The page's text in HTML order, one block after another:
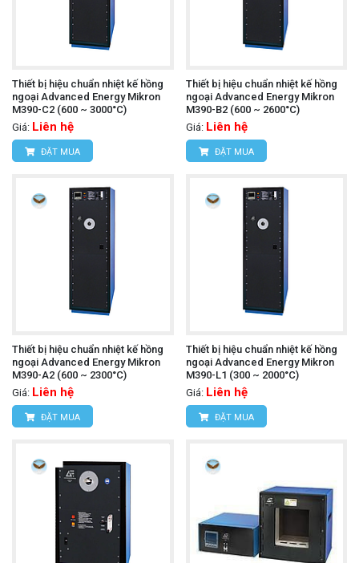
Thiết bị hiệu chuẩn nhiệt kế hồng
ngoại Advanced Energy Mikron
M390-C2 (600 ~ 3000°C)
Giá: Liên hệ
ĐẶT MUA
Thiết bị hiệu chuẩn nhiệt kế hồng
ngoại Advanced Energy Mikron
M390-B2 (600 ~ 2600°C)
Giá: Liên hệ
ĐẶT MUA
Thiết bị hiệu chuẩn nhiệt kế hồng
ngoại Advanced Energy Mikron
M390-A2 (600 ~ 2300°C)
Giá: Liên hệ
ĐẶT MUA
Thiết bị hiệu chuẩn nhiệt kế hồng
ngoại Advanced Energy Mikron
M390-L1 (300 ~ 2000°C)
Giá: Liên hệ
ĐẶT MUA